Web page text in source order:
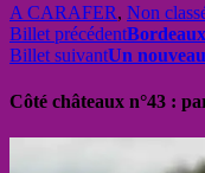
A CARAFER, Non
Billet précédent
Billet suivantUn
Côté châteaux n°43 :